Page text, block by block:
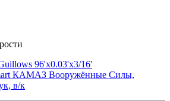
96'x0.03'x3/16'
КАМАЗ Вооружённые Силы,
в/к